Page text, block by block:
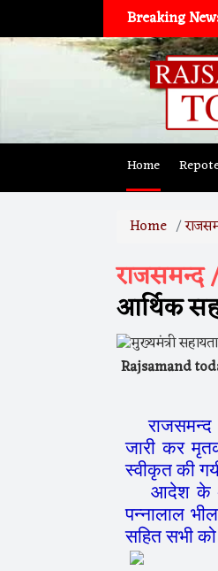
Breaking
Home
Home
राजसमन्द
आर्थिक
Rajsamand
राजसमन्द
जारी कर
स्वीकृत की
आदेश के
पन्नालाल
सहित सभी